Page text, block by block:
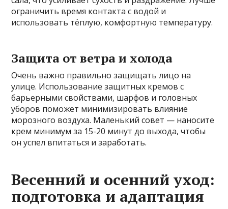
ограничить время контакта с водой и
использовать тёплую, комфортную температуру.
Защита от ветра и холода
Очень важно правильно защищать лицо на
улице. Использование защитных кремов с
барьерными свойствами, шарфов и головных
уборов поможет минимизировать влияние
морозного воздуха. Маленький совет — наносите
крем минимум за 15-20 минут до выхода, чтобы
он успел впитаться и заработать.
Весенний и осенний уход:
подготовка и адаптация